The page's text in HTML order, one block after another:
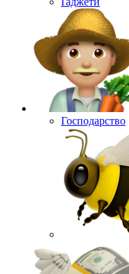
Господарство